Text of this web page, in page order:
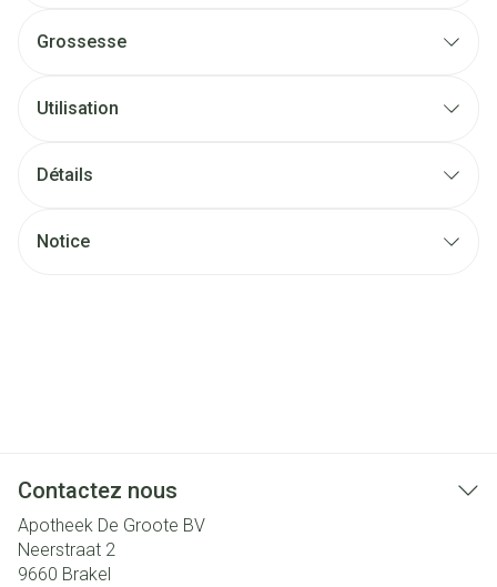
Grossesse
Utilisation
Détails
Notice
Contactez nous
Apotheek De Groote BV
Neerstraat 2
9660 Brakel